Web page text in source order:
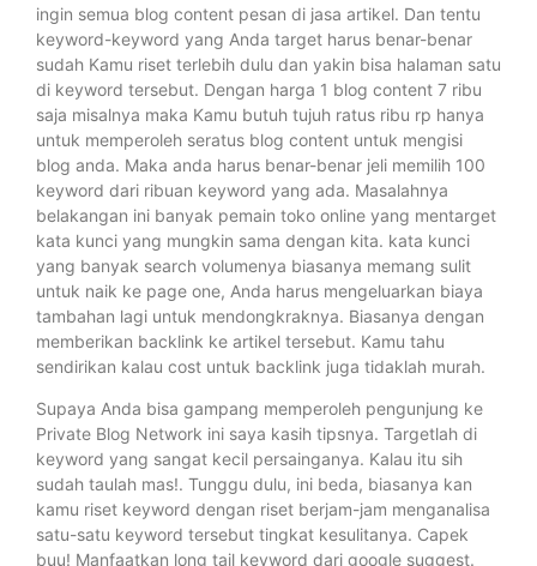
ingin semua blog content pesan di jasa artikel. Dan tentu
keyword-keyword yang Anda target harus benar-benar
sudah Kamu riset terlebih dulu dan yakin bisa halaman satu
di keyword tersebut. Dengan harga 1 blog content 7 ribu
saja misalnya maka Kamu butuh tujuh ratus ribu rp hanya
untuk memperoleh seratus blog content untuk mengisi
blog anda. Maka anda harus benar-benar jeli memilih 100
keyword dari ribuan keyword yang ada. Masalahnya
belakangan ini banyak pemain toko online yang mentarget
kata kunci yang mungkin sama dengan kita. kata kunci
yang banyak search volumenya biasanya memang sulit
untuk naik ke page one, Anda harus mengeluarkan biaya
tambahan lagi untuk mendongkraknya. Biasanya dengan
memberikan backlink ke artikel tersebut. Kamu tahu
sendirikan kalau cost untuk backlink juga tidaklah murah.
Supaya Anda bisa gampang memperoleh pengunjung ke
Private Blog Network ini saya kasih tipsnya. Targetlah di
keyword yang sangat kecil persainganya. Kalau itu sih
sudah taulah mas!. Tunggu dulu, ini beda, biasanya kan
kamu riset keyword dengan riset berjam-jam menganalisa
satu-satu keyword tersebut tingkat kesulitanya. Capek
buu! Manfaatkan long tail keyword dari google suggest.